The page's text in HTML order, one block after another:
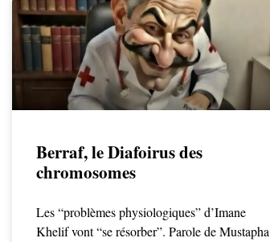
Berraf, le Diafoirus des
chromosomes
Les “problèmes physiologiques” d’Imane
Khelif vont “se résorber”. Parole de Mustapha